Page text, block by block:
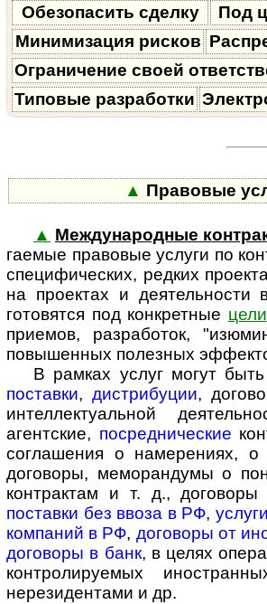
Обезопасить сделку
Под
Минимизация рисков
Ограничение своей
Типовые разработки
▲ Правовые
▲ Международные
га­е­мые пра­во­вые услуги по
специфических, редких
на проектах и
готовятся под конкретные цели
приемов, разработок,
повышенных полезных
В рамках услуг могут
поставки, дистрибуции,
интеллектуальной
агентские, посреднические
соглашения о намерениях, о
договоры, меморандумы о
контрактам и т. д.,
поставки без ввоза в РФ,
компаний в РФ, договоры от
договоры в банк, в целях
контролируемых
нерезидентами и др.